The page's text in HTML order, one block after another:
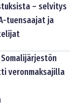
– selvitys
tuensaajat ja
veronmaksajilla